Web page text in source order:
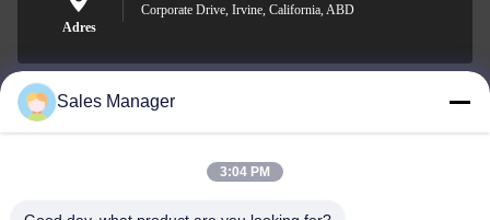
Adres
Corporate Drive, Irvine, California, ABD
sales@ltcircuit.com
Sales Manager
3:04 PM